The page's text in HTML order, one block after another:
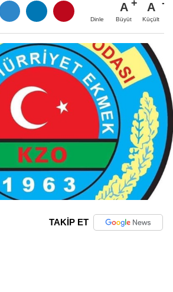
Dinle
A
Büyüt
A
Küçült
TAKİP ET